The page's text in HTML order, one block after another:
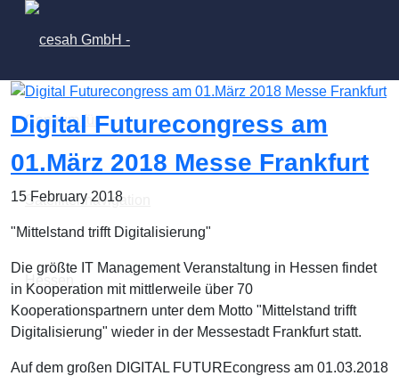
Digital Futurecongress am
01.März 2018 Messe Frankfurt
15 February 2018
"Mittelstand trifft Digitalisierung"
Die größte IT Management Veranstaltung in Hessen findet
in Kooperation mit mittlerweile über 70
Kooperationspartnern unter dem Motto "Mittelstand trifft
Digitalisierung" wieder in der Messestadt Frankfurt statt.
Auf dem großen DIGITAL FUTUREcongress am 01.03.2018